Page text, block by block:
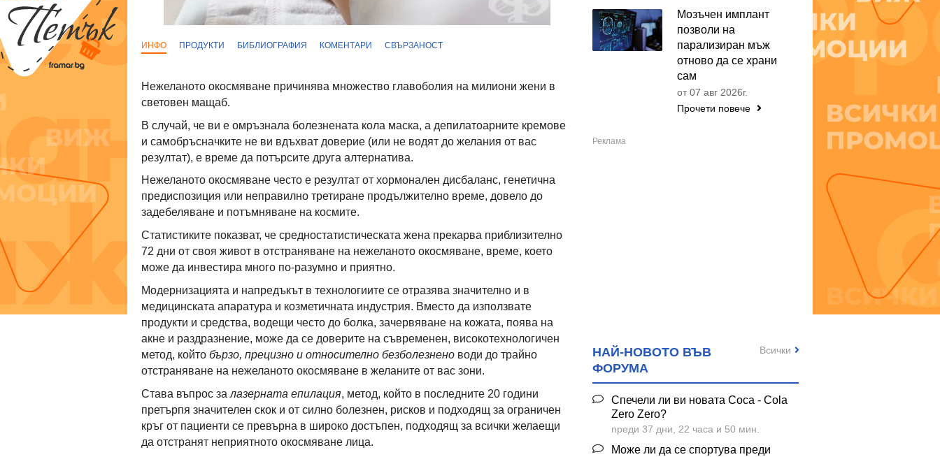
ИНФО ПРОДУКТИ БИБЛИОГРАФИЯ КОМЕНТАРИ СВЪРЗАНОСТ
Нежеланото окосмяване причинява множество главоболия на милиони жени в
световен мащаб.
В случай, че ви е омръзнала болезнената кола маска, а депилатоарните кремове
и самобръсначките не ви вдъхват доверие (или не водят до желания от вас
резултат), е време да потърсите друга алтернатива.
Нежеланото окосмяване често е резултат от хормонален дисбаланс, генетична
предиспозиция или неправилно третиране продължително време, довело до
задебеляване и потъмняване на космите.
Статистиките показват, че средностатистическата жена прекарва приблизително
72 дни от своя живот в отстраняване на нежеланото окосмяване, време, което
може да инвестира много по-разумно и приятно.
Модернизацията и напредъкът в технологиите се отразява значително и в
медицинската апаратура и козметичната индустрия. Вместо да използвате
продукти и средства, водещи често до болка, зачервяване на кожата, поява на
акне и раздразнение, може да се доверите на съвременен, високотехнологичен
метод, който бързо, прецизно и относително безболезнено води до трайно
отстраняване на нежеланото окосмяване в желаните от вас зони.
Става въпрос за лазерната епилация, метод, който в последните 20 години
претърпя значителен скок и от силно болезнен, рисков и подходящ за ограничен
кръг от пациенти се превърна в широко достъпен, подходящ за всички желаещи
да отстранят неприятното окосмяване лица.
Мозъчен имплант
позволи на
парализиран мъж
отново да се храни
сам
от 07 авг 2026г.
Прочети повече
НАЙ-НОВОТО ВЪВ
ФОРУМА
Спечели ли ви новата Coca - Cola
Zero Zero?
преди 37 дни, 22 часа и 50 мин.
Може ли да се спортува преди
Всички